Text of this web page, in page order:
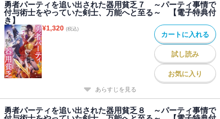
勇者パーティを追い出された器用貧乏７ ～パーティ事情で
付与術士をやっていた剣士、万能へと至る～ 【電子特典付
き】
¥1,320 (税込)
カートに入れる
試し読み
お気に入り
あらすじを見る
勇者パーティを追い出された器用貧乏８ ～パーティ事情で